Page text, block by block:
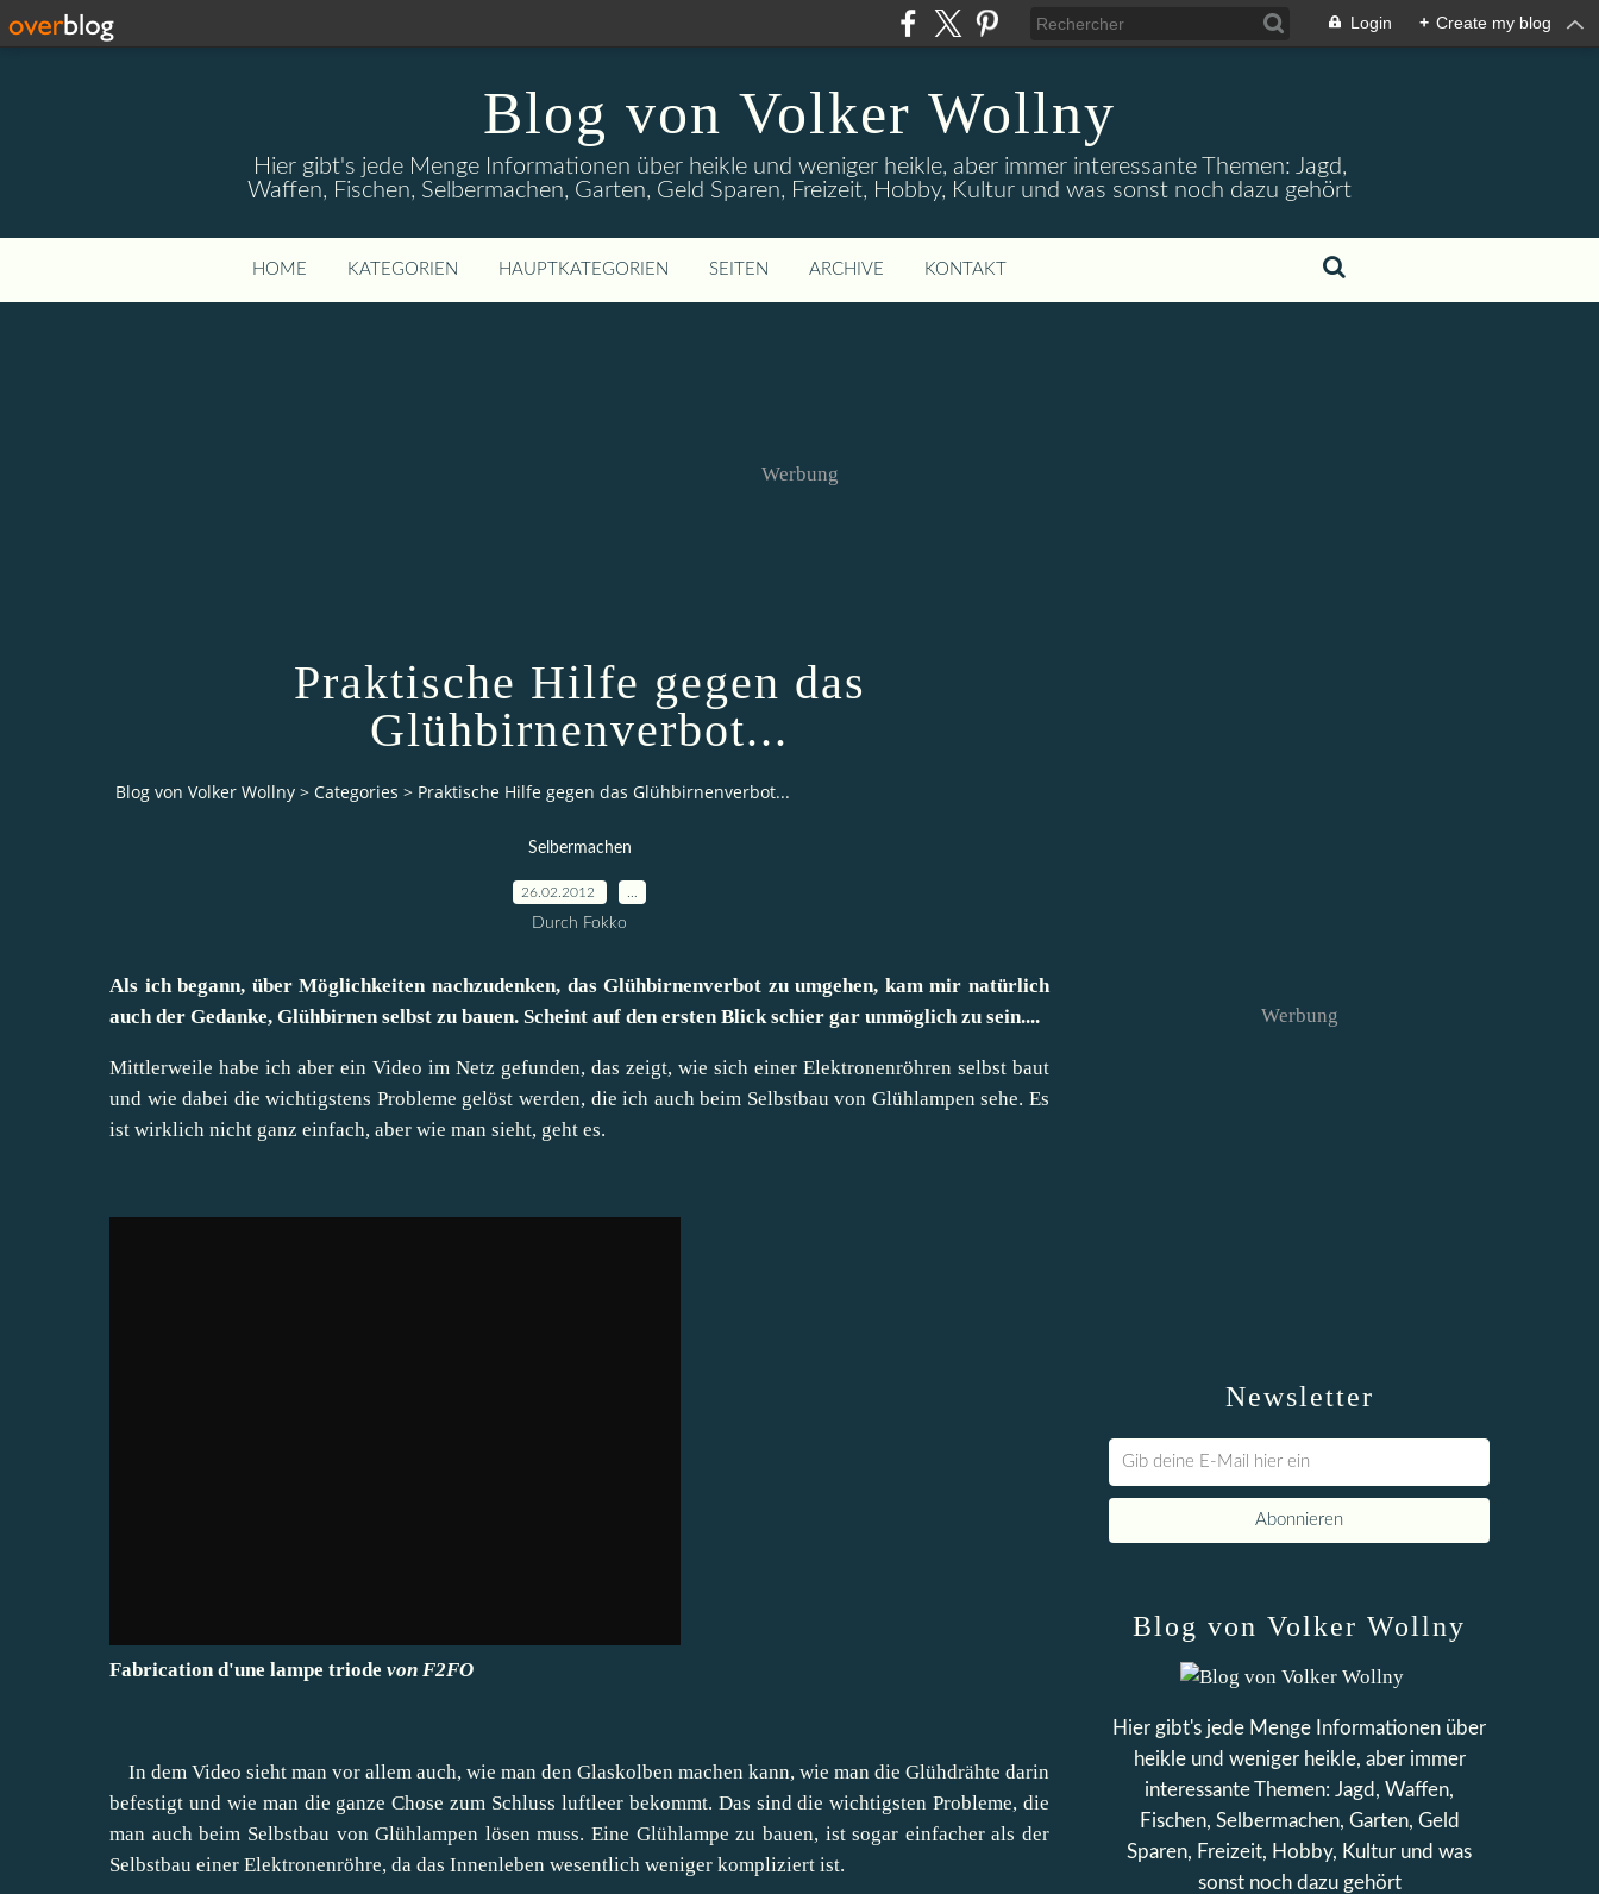
Login + Create my blog
Blog von Volker Wollny
Hier gibt's jede Menge Informationen über heikle und weniger heikle, aber immer interessante Themen: Jagd,
Waffen, Fischen, Selbermachen, Garten, Geld Sparen, Freizeit, Hobby, Kultur und was sonst noch dazu gehört
HOME KATEGORIEN HAUPTKATEGORIEN SEITEN ARCHIVE KONTAKT
Werbung
Praktische Hilfe gegen das
Glühbirnenverbot...
Blog von Volker Wollny > Categories > Praktische Hilfe gegen das Glühbirnenverbot...
Selbermachen
26.02.2012
Durch Fokko
Als ich begann, über Möglichkeiten nachzudenken, das Glühbirnenverbot zu umgehen, kam mir natürlich
auch der Gedanke, Glühbirnen selbst zu bauen. Scheint auf den ersten Blick schier gar unmöglich zu sein....
Mittlerweile habe ich aber ein Video im Netz gefunden, das zeigt, wie sich einer Elektronenröhren selbst baut
und wie dabei die wichtigstens Probleme gelöst werden, die ich auch beim Selbstbau von Glühlampen sehe. Es
ist wirklich nicht ganz einfach, aber wie man sieht, geht es.
Fabrication d'une lampe triode von F2FO
In dem Video sieht man vor allem auch, wie man den Glaskolben machen kann, wie man die Glühdrähte darin
befestigt und wie man die ganze Chose zum Schluss luftleer bekommt. Das sind die wichtigsten Probleme, die
man auch beim Selbstbau von Glühlampen lösen muss. Eine Glühlampe zu bauen, ist sogar einfacher als der
Selbstbau einer Elektronenröhre, da das Innenleben wesentlich weniger kompliziert ist.
Newsletter
Werbung
Blog von Volker Wollny
Hier gibt's jede Menge Informationen über
heikle und weniger heikle, aber immer
interessante Themen: Jagd, Waffen,
Fischen, Selbermachen, Garten, Geld
Sparen, Freizeit, Hobby, Kultur und was
sonst noch dazu gehört